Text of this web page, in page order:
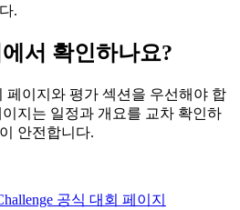
.
서 확인하나요?
페이지와 평가 섹션을 우선해야 합
지는 일정과 개요를 교차 확인하
안전합니다.
공식 대회 페이지